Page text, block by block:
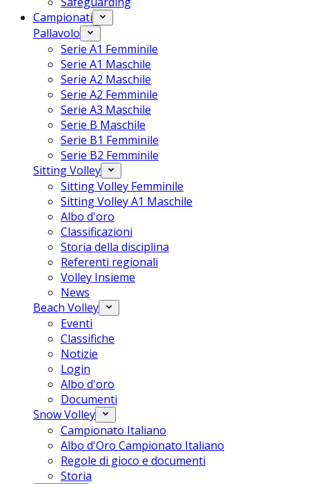
Campionati
Pallavolo
Serie A1 Femminile
Serie A1 Maschile
Serie A2 Maschile
Serie A2 Femminile
Serie A3 Maschile
Serie B Maschile
Serie B1 Femminile
Serie B2 Femminile
Sitting Volley
Sitting Volley Femminile
Sitting Volley A1 Maschile
Albo d'oro
Classificazioni
Storia della disciplina
Referenti regionali
Volley Insieme
News
Beach Volley
Eventi
Classifiche
Notizie
Login
Albo d'oro
Documenti
Snow Volley
Campionato Italiano
Albo d'Oro Campionato Italiano
Regole di gioco e documenti
Storia